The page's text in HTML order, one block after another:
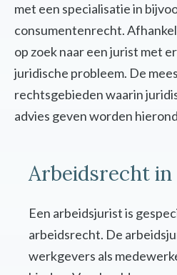
met een specialisatie in
consumentenrecht.
op zoek naar een jurist met
juridische probleem. De
rechtsgebieden waarin
advies geven worden
Arbeidsrecht in
Een arbeidsjurist is
arbeidsrecht. De
werkgevers als